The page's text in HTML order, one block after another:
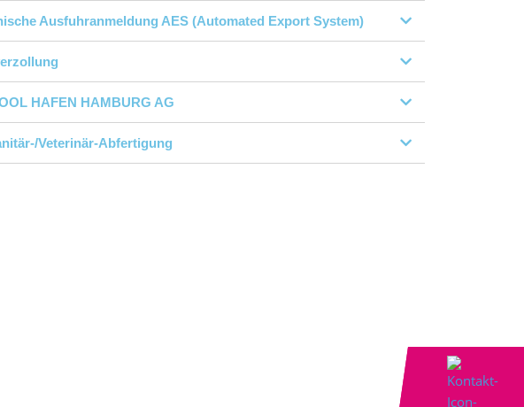
Ausfuhranmeldung AES (Automated Export System)
HAFEN HAMBURG AG
Veterinär-Abfertigung